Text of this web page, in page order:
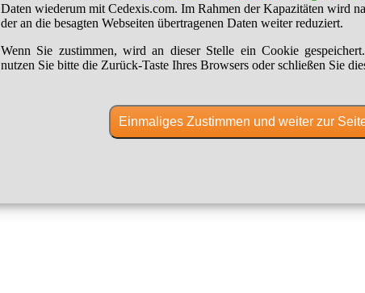
Daten wiederum mit Cedexis.com. Im Rahmen der Kapazitäten wird
der an die besagten Webseiten übertragenen Daten weiter reduziert.
Wenn Sie zustimmen, wird an dieser Stelle ein Cookie
nutzen Sie bitte die Zurück-Taste Ihres Browsers oder schließen Sie
Einmaliges Zustimmen und weiter zur